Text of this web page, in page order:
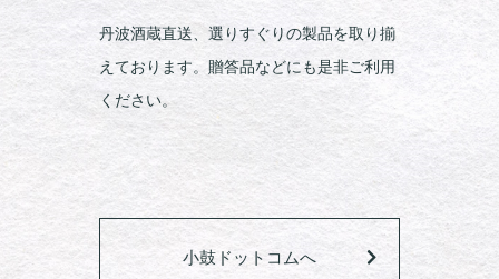
丹波酒蔵直送、選りすぐりの製品を取り揃
えております。贈答品などにも是非ご利用
ください。
小鼓ドットコムへ